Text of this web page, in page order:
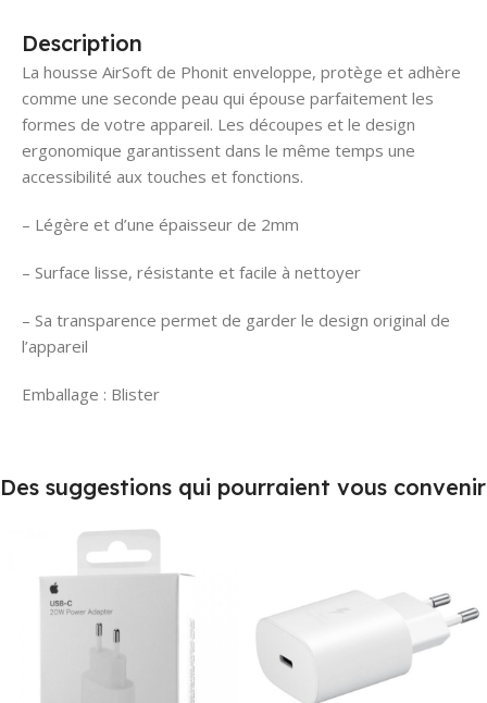
Description
La housse AirSoft de Phonit enveloppe, protège et adhère
comme une seconde peau qui épouse parfaitement les
formes de votre appareil. Les découpes et le design
ergonomique garantissent dans le même temps une
accessibilité aux touches et fonctions.
– Légère et d’une épaisseur de 2mm
– Surface lisse, résistante et facile à nettoyer
– Sa transparence permet de garder le design original de
l’appareil
Emballage : Blister
Des suggestions qui pourraient vous convenir